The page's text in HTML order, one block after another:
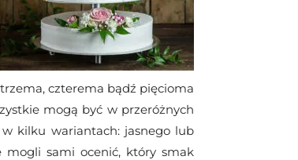
czterema bądź pięcioma
mogą być w przeróżnych
kilku wariantach: jasnego lub
mogli sami ocenić, który smak